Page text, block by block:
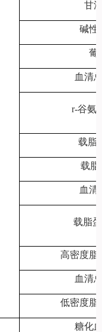
甘油
碱性
葡
血清总
r-谷氨
载脂
载脂
血清
载脂蛋
高密度脂
血清总
低密度脂
糖化血